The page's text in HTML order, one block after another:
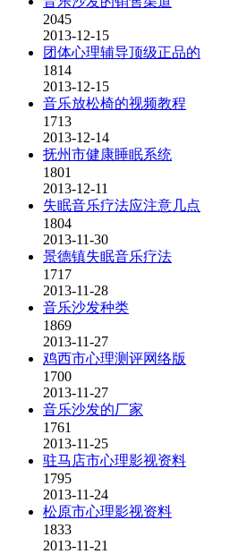
2045
2013-12-15
团体心理辅导顶级正品的
1814
2013-12-15
音乐放松椅的视频教程
1713
2013-12-14
抚州市健康睡眠系统
1801
2013-12-11
失眠音乐疗法应注意几点
1804
2013-11-30
景德镇失眠音乐疗法
1717
2013-11-28
音乐沙发种类
1869
2013-11-27
鸡西市心理测评网络版
1700
2013-11-27
音乐沙发的厂家
1761
2013-11-25
驻马店市心理影视资料
1795
2013-11-24
松原市心理影视资料
1833
2013-11-21